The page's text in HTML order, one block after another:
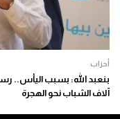
أحزاب
بنعبد الله: بسبب اليأس..
آلاف الشباب نحو الهجرة